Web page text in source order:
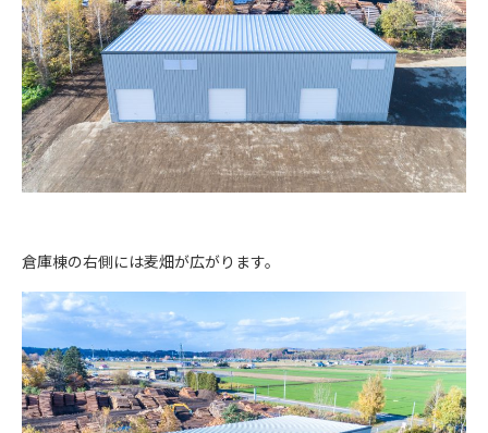
倉庫棟の右側には麦畑が広がります。